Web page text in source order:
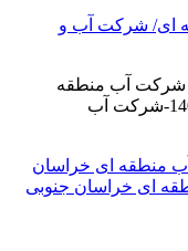
ای/ شرکت آب و
منطقه ای خراسان